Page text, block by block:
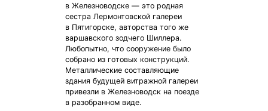
в Железноводске — это родная
сестра Лермонтовской галереи
в Пятигорске, авторства того же
варшавского зодчего Шиллера.
Любопытно, что сооружение было
собрано из готовых конструкций.
Металлические составляющие
здания будущей витражной галереи
привезли в Железноводск на поезде
в разобранном виде.